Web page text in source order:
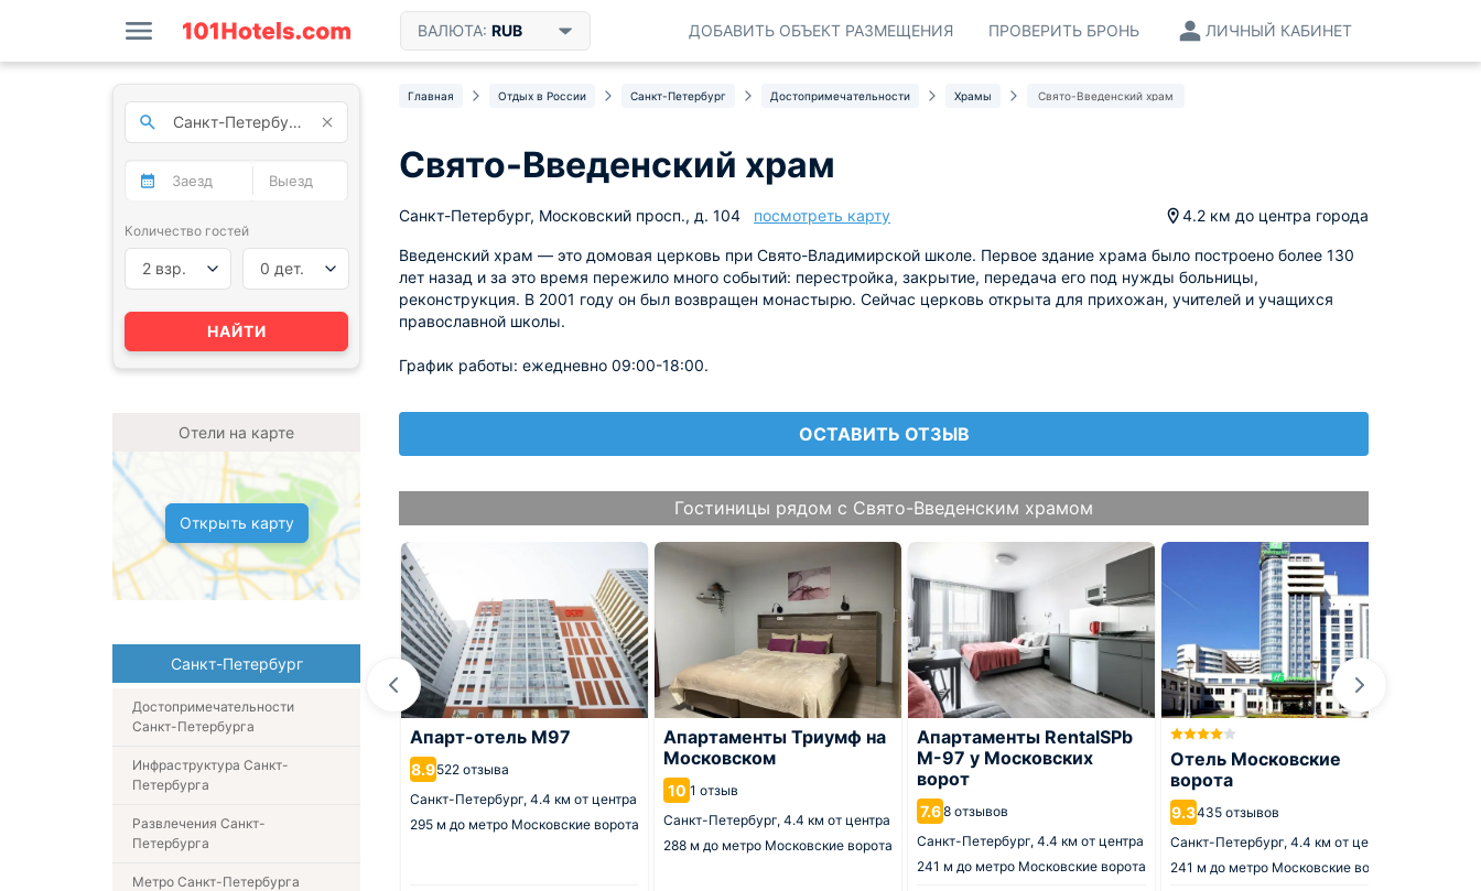
ВАЛЮТА: RUB ЛИЧНЫЙ КАБИНЕТ
ПРОВЕРИТЬ БРОНЬ
ДОБАВИТЬ ОБЪЕКТ РАЗМЕЩЕНИЯ
Главная Отдых в России Санкт-Петербург Достопримечательности Храмы Свято-Введенский храм
Свято-Введенский храм
Санкт-Петербург, Московский просп., д. 104 посмотреть карту 4.2 км до центра города
Введенский храм — это домовая церковь при Свято-Владимирской школе. Первое здание храма было построено более 130
лет назад и за это время пережило много событий: перестройка, закрытие, передача его под нужды больницы,
реконструкция. В 2001 году он был возвращен монастырю. Сейчас церковь открыта для прихожан, учителей и учащихся
православной школы.
График работы: ежедневно 09:00-18:00.
ОСТАВИТЬ ОТЗЫВ
Гостиницы рядом с Свято-Введенским храмом
Апартаменты Happy Day
Parfenovskay
10 4 отзыва
Санкт-Петербург,
851 мдо метро Фрунзенская
Апарт-отель М97
8.9522 отзыва
Санкт-Петербург, 4.4 км от центра
295 м до метро Московские ворота
Апартаменты Триумф на
Московском
10 1 отзыв
Санкт-Петербург, 4.4 км от центра
288 м до метро Московские ворота
Апартаменты RentalSPb
М-97 у Московских
ворот
7.68 отзывов
Санкт-Петербург, 4.4 км от центра
241 м до метро Московские ворота
Отель Московские
ворота
9.3435 отзывов
Санкт-Петербург, 4.4 км от центра
241 м до метро Московские ворота
Количество гостей
2 взр. 0 дет.
НАЙТИ
Отели на карте
Открыть карту
Санкт-Петербург
Достопримечательности
Санкт-Петербурга
Инфраструктура Санкт-
Петербурга
Развлечения Санкт-
Петербурга
Метро Санкт-Петербурга